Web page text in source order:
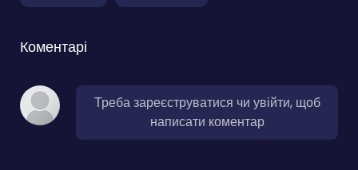
Коментарі
Треба зареєструватися чи увійти, щоб
написати коментар